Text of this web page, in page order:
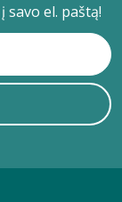
savo el. paštą!